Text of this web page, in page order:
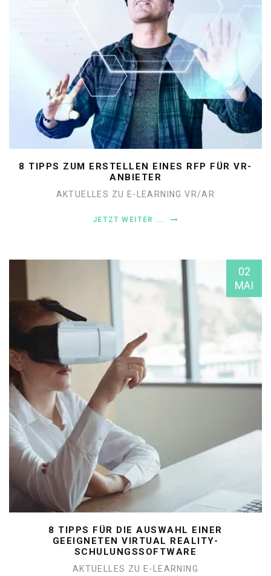
8 TIPPS ZUM ERSTELLEN EINES RFP FÜR VR-
ANBIETER
AKTUELLES ZU E-LEARNINGVR/AR
JETZT WEITER ...
02
MAI
8 TIPPS FÜR DIE AUSWAHL EINER
GEEIGNETEN VIRTUAL REALITY-
SCHULUNGSSOFTWARE
AKTUELLES ZU E-LEARNING